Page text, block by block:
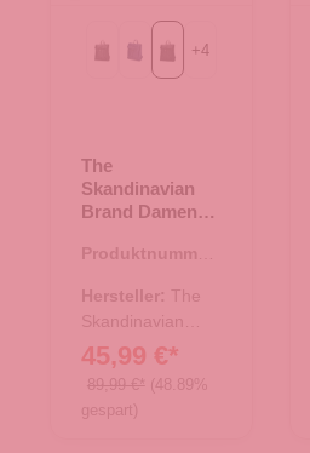
BlackBlueschwarz
+4
The
Skandinavian
Brand Damen
- schwarz
Produktnummer:
Hersteller: The
Skandinavian
Brand
45,99 €*
89,99 €* (48.89%
gespart)